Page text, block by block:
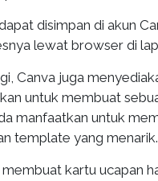
disimpan di akun
lewat browser di
Canva juga
untuk membuat
manfaatkan untuk
template yang menarik.
kartu ucapan